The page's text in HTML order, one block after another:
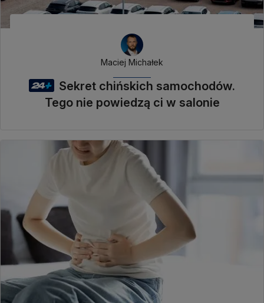
Maciej Michałek
Sekret chińskich samochodów.
Tego nie powiedzą ci w salonie